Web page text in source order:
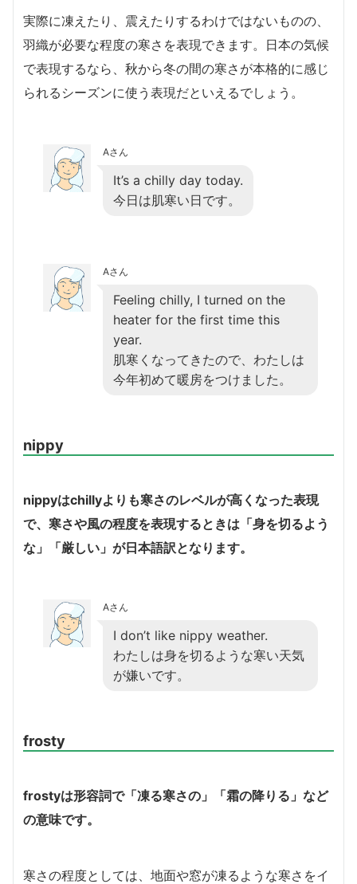
実際に凍えたり、震えたりするわけではないものの、
羽織が必要な程度の寒さを表現できます。日本の気候
で表現するなら、秋から冬の間の寒さが本格的に感じ
られるシーズンに使う表現だといえるでしょう。
Aさん
It’s a chilly day today.
今日は肌寒い日です。
Aさん
Feeling chilly, I turned on the
heater for the first time this
year.
肌寒くなってきたので、わたしは
今年初めて暖房をつけました。
nippy
nippyはchillyよりも寒さのレベルが高くなった表現
で、寒さや風の程度を表現するときは「身を切るよう
な」「厳しい」が日本語訳となります。
Aさん
I don’t like nippy weather.
わたしは身を切るような寒い天気
が嫌いです。
frosty
frostyは形容詞で「凍る寒さの」「霜の降りる」など
の意味です。
寒さの程度としては、地面や窓が凍るような寒さをイ